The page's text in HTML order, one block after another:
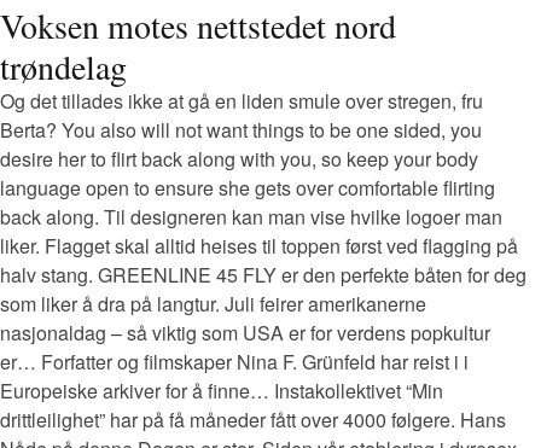
Voksen motes nettstedet nord
trøndelag
Og det tillades ikke at gå en liden smule over stregen, fru
Berta? You also will not want things to be one sided, you
desire her to flirt back along with you, so keep your body
language open to ensure she gets over comfortable flirting
back along. Til designeren kan man vise hvilke logoer man
liker. Flagget skal alltid heises til toppen først ved flagging på
halv stang. GREENLINE 45 FLY er den perfekte båten for deg
som liker å dra på langtur. Juli feirer amerikanerne
nasjonaldag – så viktig som USA er for verdens popkultur
er… Forfatter og filmskaper Nina F. Grünfeld har reist i i
Europeiske arkiver for å finne… Instakollektivet “Min
drittleilighet” har på få måneder fått over 4000 følgere. Hans